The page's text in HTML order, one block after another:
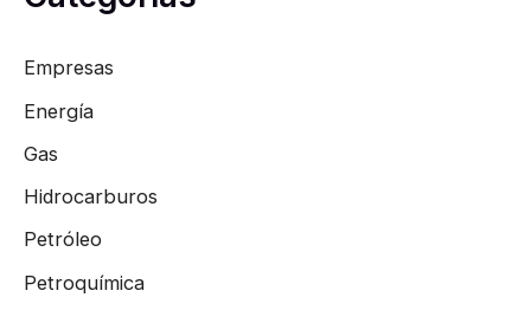
Empresas
Energía
Gas
Hidrocarburos
Petróleo
Petroquímica